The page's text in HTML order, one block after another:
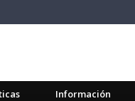
Información